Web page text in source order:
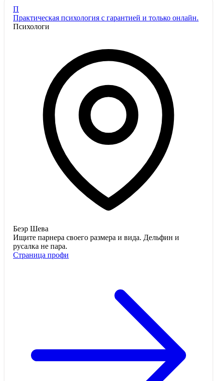
П
Практическая психология с гарантией и только онлайн.
Психологи
Беэр Шева
Ищите парнера своего размера и вида. Дельфин и
русалка не пара.
Страница профи